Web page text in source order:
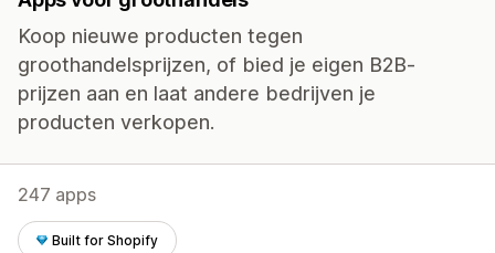
Koop nieuwe producten tegen
groothandelsprijzen, of bied je eigen B2B-
prijzen aan en laat andere bedrijven je
producten verkopen.
247 apps
Built for Shopify